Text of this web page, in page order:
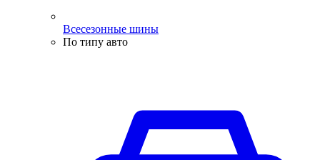
Всесезонные шины
По типу авто